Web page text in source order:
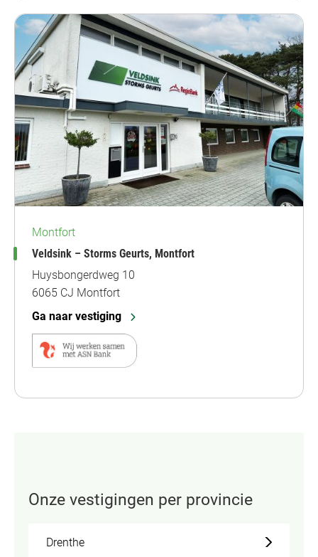
Montfort
Veldsink – Storms Geurts, Montfort
Huysbongerdweg 10
6065 CJ Montfort
Ga naar vestiging
Onze vestigingen per provincie
Drenthe